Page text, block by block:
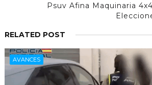
Psuv Afina Maquinaria
RELATED POST
AVANCES